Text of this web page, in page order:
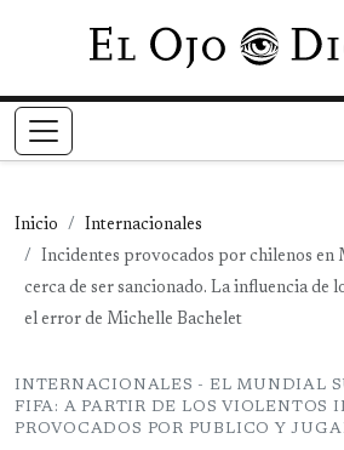
Pasar al
Inicio
Internacionales
Incidentes provocados por chilenos en
cerca de ser sancionado. La influencia de
el error de Michelle Bachelet
INTERNACIONALES - EL MUNDIAL
FIFA: A PARTIR DE LOS VIOLENTOS
PROVOCADOS POR PUBLICO Y